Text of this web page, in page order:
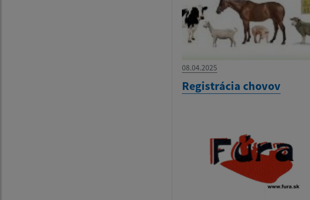
08.04.2025
Registrácia chovov